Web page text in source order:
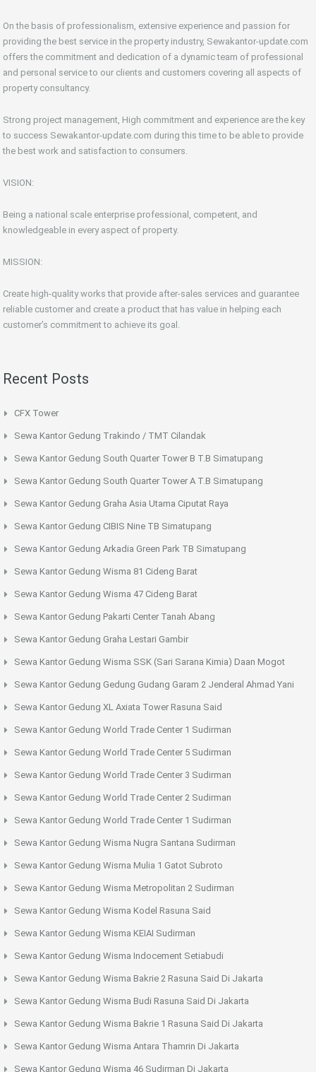
On the basis of professionalism, extensive experience and passion for
providing the best service in the property industry, Sewakantor-update.com
offers the commitment and dedication of a dynamic team of professional
and personal service to our clients and customers covering all aspects of
property consultancy.
Strong project management, High commitment and experience are the key
to success Sewakantor-update.com during this time to be able to provide
the best work and satisfaction to consumers.
VISION:
Being a national scale enterprise professional, competent, and
knowledgeable in every aspect of property.
MISSION:
Create high-quality works that provide after-sales services and guarantee
reliable customer and create a product that has value in helping each
customer’s commitment to achieve its goal.
Recent Posts
CFX Tower
Sewa Kantor Gedung Trakindo / TMT Cilandak
Sewa Kantor Gedung South Quarter Tower B T.B Simatupang
Sewa Kantor Gedung South Quarter Tower A T.B Simatupang
Sewa Kantor Gedung Graha Asia Utama Ciputat Raya
Sewa Kantor Gedung CIBIS Nine TB Simatupang
Sewa Kantor Gedung Arkadia Green Park TB Simatupang
Sewa Kantor Gedung Wisma 81 Cideng Barat
Sewa Kantor Gedung Wisma 47 Cideng Barat
Sewa Kantor Gedung Pakarti Center Tanah Abang
Sewa Kantor Gedung Graha Lestari Gambir
Sewa Kantor Gedung Wisma SSK (Sari Sarana Kimia) Daan Mogot
Sewa Kantor Gedung Gedung Gudang Garam 2 Jenderal Ahmad Yani
Sewa Kantor Gedung XL Axiata Tower Rasuna Said
Sewa Kantor Gedung World Trade Center 1 Sudirman
Sewa Kantor Gedung World Trade Center 5 Sudirman
Sewa Kantor Gedung World Trade Center 3 Sudirman
Sewa Kantor Gedung World Trade Center 2 Sudirman
Sewa Kantor Gedung World Trade Center 1 Sudirman
Sewa Kantor Gedung Wisma Nugra Santana Sudirman
Sewa Kantor Gedung Wisma Mulia 1 Gatot Subroto
Sewa Kantor Gedung Wisma Metropolitan 2 Sudirman
Sewa Kantor Gedung Wisma Kodel Rasuna Said
Sewa Kantor Gedung Wisma KEIAI Sudirman
Sewa Kantor Gedung Wisma Indocement Setiabudi
Sewa Kantor Gedung Wisma Bakrie 2 Rasuna Said Di Jakarta
Sewa Kantor Gedung Wisma Budi Rasuna Said Di Jakarta
Sewa Kantor Gedung Wisma Bakrie 1 Rasuna Said Di Jakarta
Sewa Kantor Gedung Wisma Antara Thamrin Di Jakarta
Sewa Kantor Gedung Wisma 46 Sudirman Di Jakarta